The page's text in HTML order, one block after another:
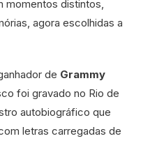
momentos distintos,
agora escolhidas a
de Grammy
foi gravado no Rio de
autobiográfico que
letras carregadas de